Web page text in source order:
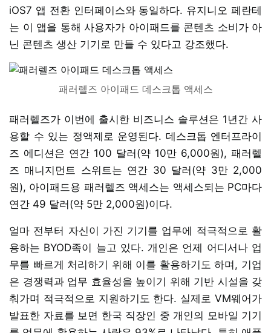
iOS7 앱 전환 인터페이스와 동일하다. 유지니오 페란테
는 이 앱을 통해 사용자가 아이패드를 콘텐츠 소비가 아
닌 콘텐츠 생산 기기로 만들 수 있다고 강조했다.
패러렐즈 아이패드 데스크톱 액세스
패러렐즈가 이번에 출시한 비즈니스 솔루션은 1년간 사
용할 수 있는 정액제로 운영된다. 데스크톱 엔터프라이
즈 에디션은 연간 100 달러(약 10만 6,000원), 패러렐
즈 매니지먼트 스위트는 연간 30 달러(약 3만 2,000
원), 아이패드용 패러렐즈 액세스는 액세스되는 PC마다
연간 49 달러(약 5만 2,000원)이다.
얼마 전부터 자신이 가진 기기를 업무에 적극적으로 활
용하는 BYOD족이 늘고 있다. 개인은 언제 어디서나 업
무를 빠르게 처리하기 위해 이를 활용하기도 하며, 기업
은 경쟁력과 업무 효율성을 높이기 위해 기반 시설을 갖
춰가며 적극적으로 지원하기도 한다. 실제로 VM웨어가
발표한 자료를 보면 한국 직장인 중 개인의 모바일 기기